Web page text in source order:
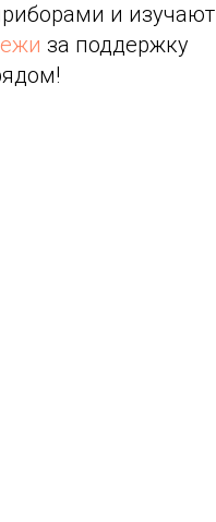
и изучают
за поддержку